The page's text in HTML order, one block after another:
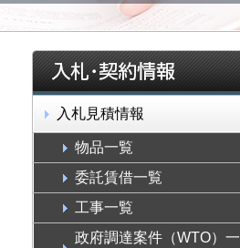
入札見積情報
物品一覧
委託賃借一覧
工事一覧
政府調達案件（WTO）一